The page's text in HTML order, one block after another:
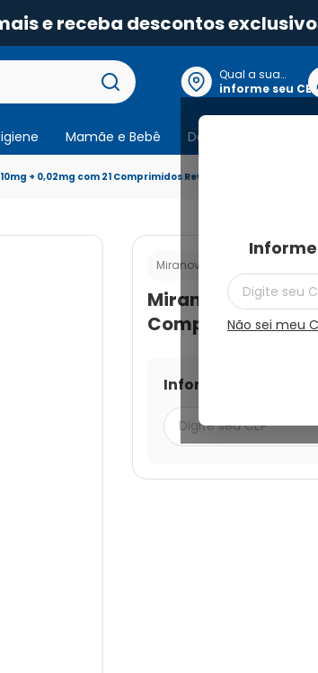
e receba descontos
Qual a sua
localização?
informe seu CEP
Não sei meu
Mamãe e Bebê Dermocosmeticos
+ 0,02mg com 21 Comprimidos Revestidos
Miranova
Miranova 0,10mg
Comprimidos
Informe seu CEP